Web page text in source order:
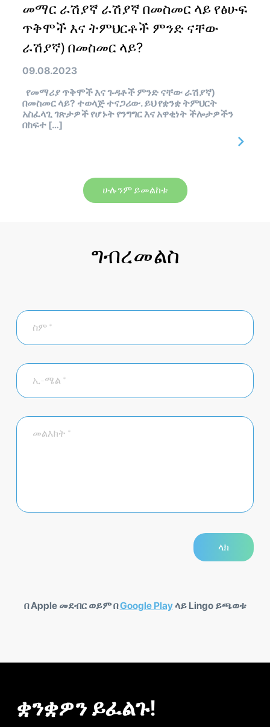
መማር ራሽያኛ ራሽያኛ በመስመር ላይ የፅሁፍ
ጥቅሞች እና ትምህርቶች ምንድ ናቸው
ራሽያኛ) በመስመር ላይ?
09.08.2023
የመማሪያ ጥቅሞች እና ጉዳቶች ምንድ ናቸው ራሽያኛ)
በመስመር ላይ? ተወላጅ ተናጋሪው. ይህ የቋንቋ ትምህርት
አስፈላጊ ገጽታዎች የሆኑት የንግግር እና አዋቂነት ችሎታዎችን
በከፍተ […]
ሁሉንም ይመልከቱ
ግብረመልስ
በ Apple መደብር ወይም በGoogle Playላይ Lingo ይጫወቱ
ቋንቋዎን ይፈልጉ!